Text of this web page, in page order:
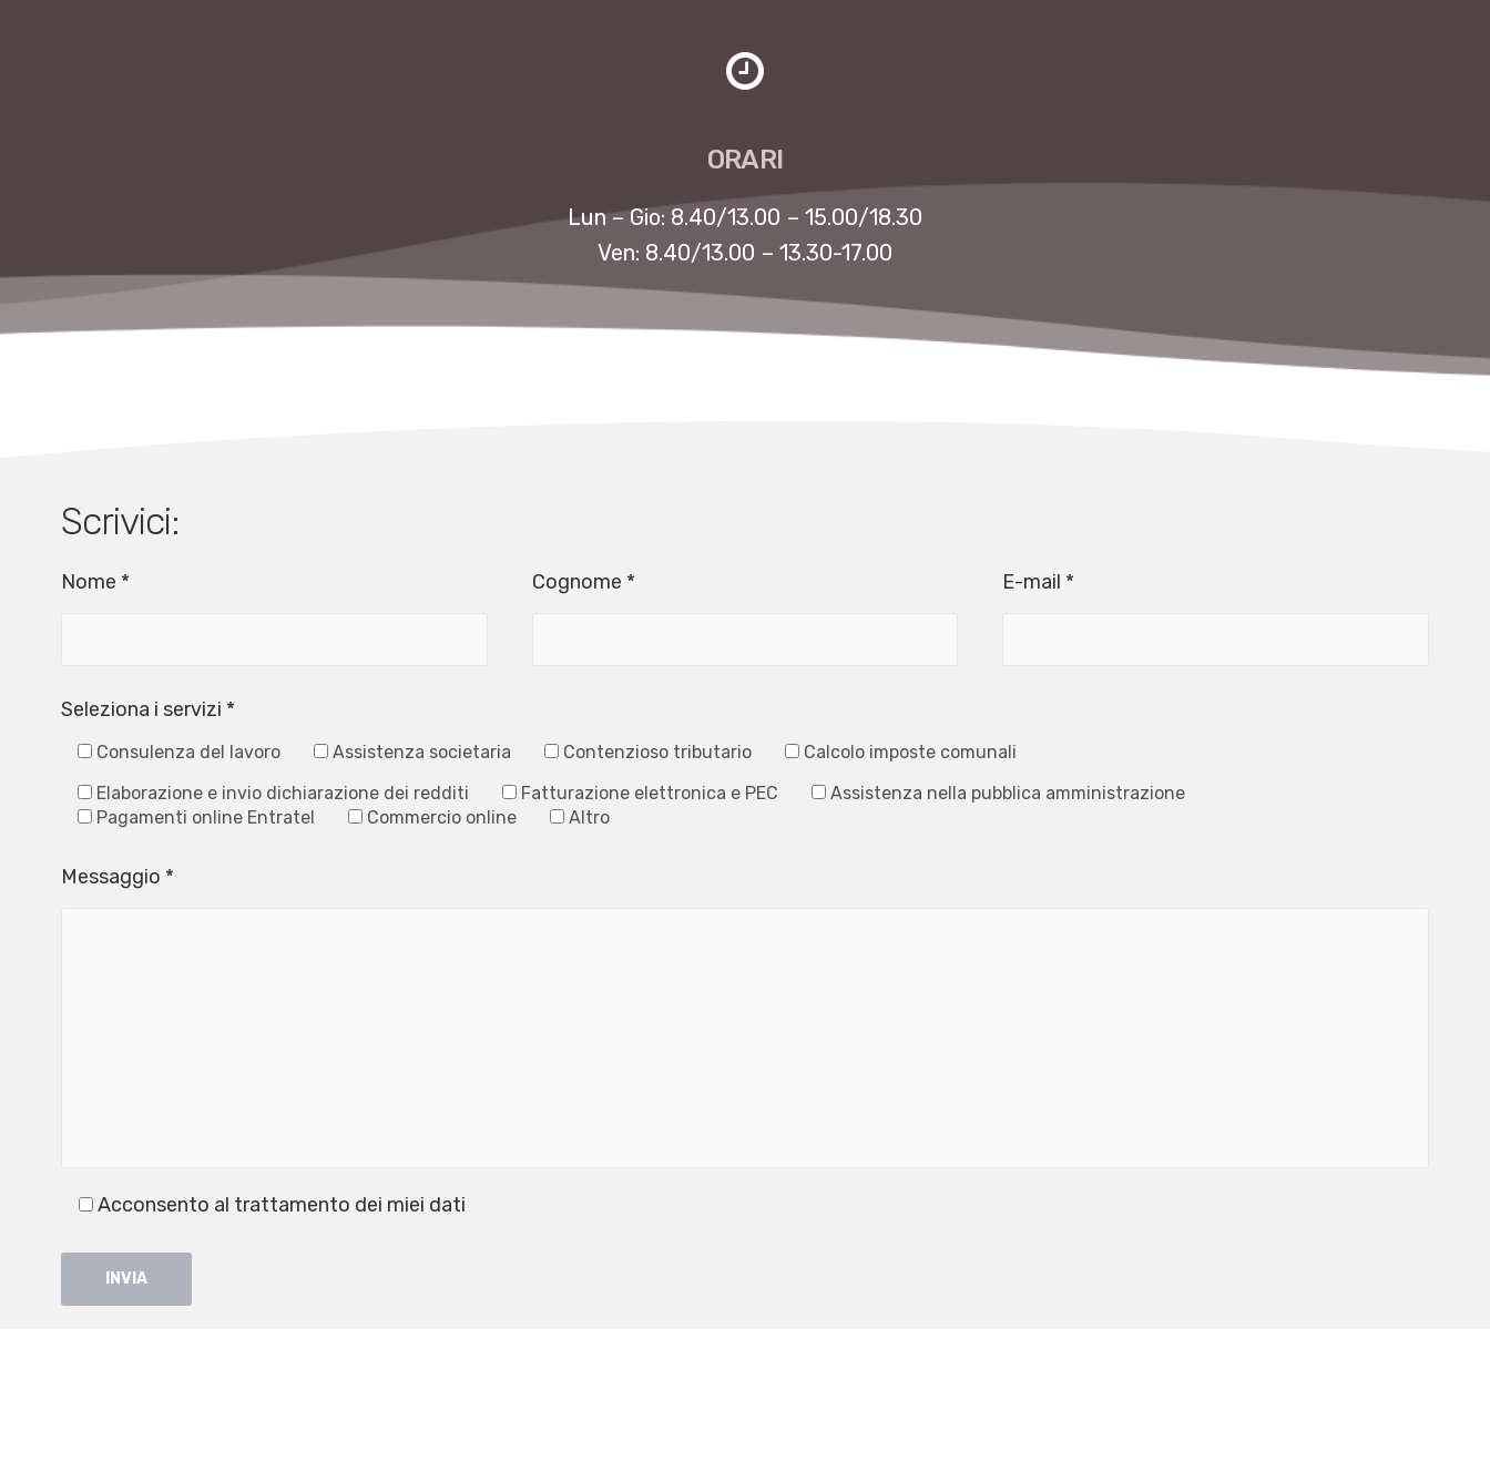
ORARI
Lun – Gio: 8.40/13.00 – 15.00/18.30
Ven: 8.40/13.00 – 13.30-17.00
Scrivici:
Nome * Cognome * E-mail *
Seleziona i servizi *
Consulenza del lavoro Assistenza societaria Contenzioso tributario
Calcolo imposte comunali
Elaborazione e invio dichiarazione dei redditi
Fatturazione elettronica e PEC
Assistenza nella pubblica amministrazione
Pagamenti online Entratel
Commercio online Altro
Messaggio *
Acconsento al trattamento dei miei dati